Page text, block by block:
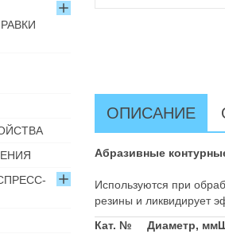
ОПИСАНИЕ
Абразивные
Используются при
резины и ликвидирует
Кат. №
Диаметр, мм